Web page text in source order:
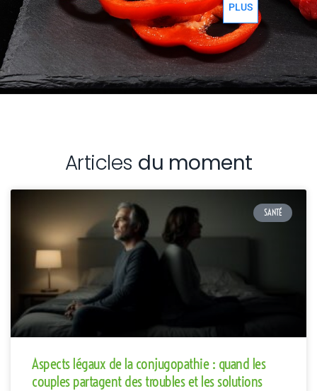
PLUS
Articles du moment
SANTÉ
Aspects légaux de la conjugopathie : quand les
couples partagent des troubles et les solutions